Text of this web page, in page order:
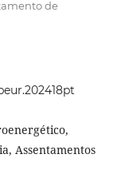
de
Assentamentos